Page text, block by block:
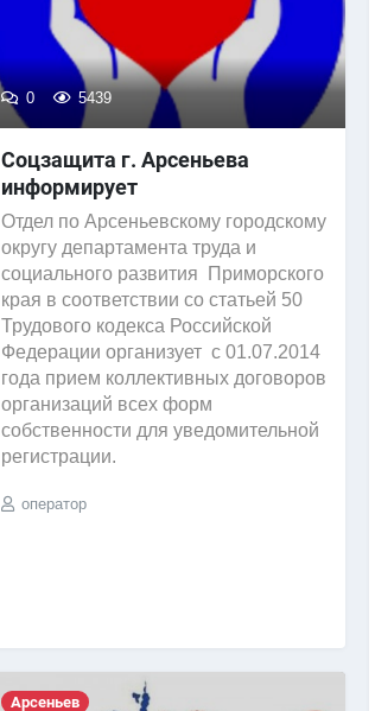
0 5439
Соцзащита г. Арсеньева
информирует
Отдел по Арсеньевскому городскому
округу департамента труда и
социального развития Приморского
края в соответствии со статьей 50
Трудового кодекса Российской
Федерации организует с 01.07.2014
года прием коллективных договоров
организаций всех форм
собственности для уведомительной
регистрации.
оператор
Арсеньев